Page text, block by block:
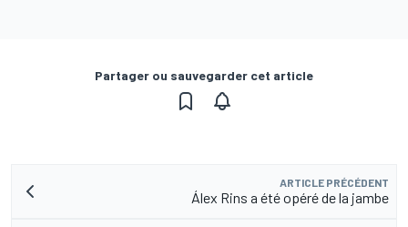
Partager ou sauvegarder cet article
ARTICLE PRÉCÉDENT
Álex Rins a été opéré de la jambe